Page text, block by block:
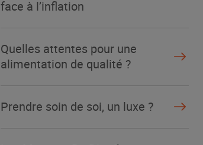
face à l’inflation
Quelles attentes pour une
alimentation de qualité ?
Prendre soin de soi, un luxe ?